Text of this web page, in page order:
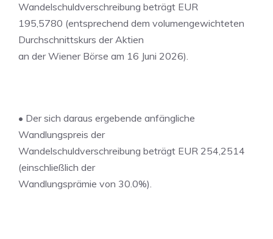
Wandelschuldverschreibung beträgt EUR
195,5780 (entsprechend dem volumengewichteten
Durchschnittskurs der Aktien
an der Wiener Börse am 16 Juni 2026).
• Der sich daraus ergebende anfängliche
Wandlungspreis der
Wandelschuldverschreibung beträgt EUR 254,2514
(einschließlich der
Wandlungsprämie von 30.0%).